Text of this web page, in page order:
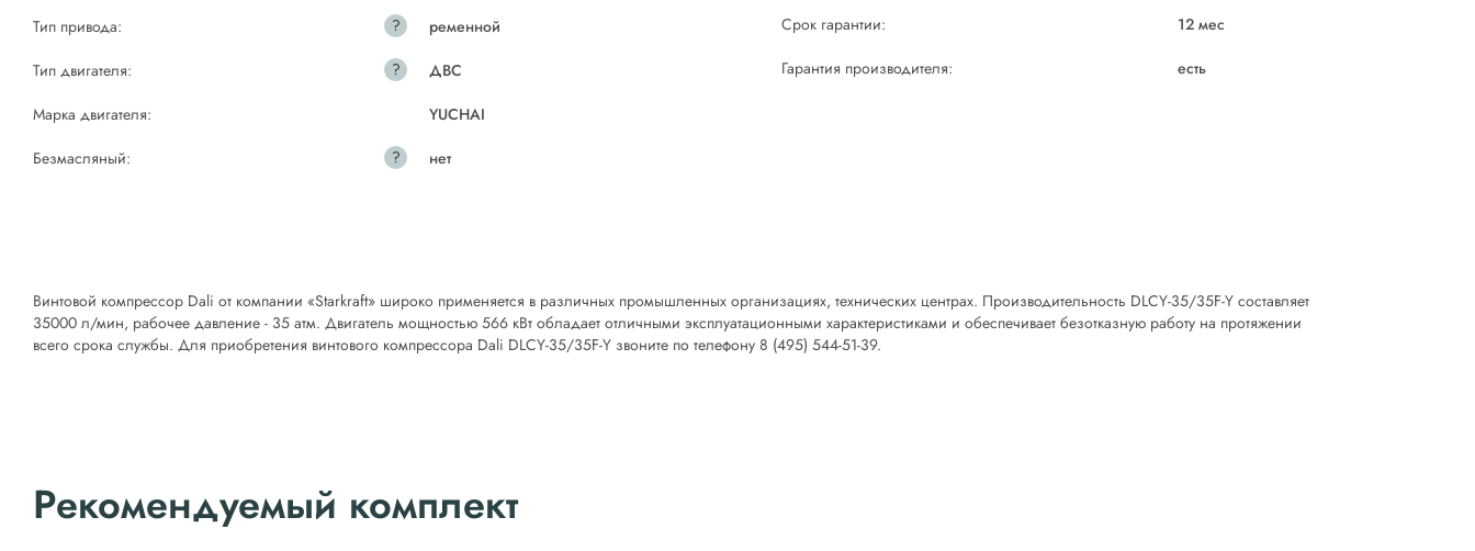
Тип привода: ?
ременной
Тип двигателя:
?
ДВС
Марка двигателя:
YUCHAI
Безмасляный:
? нет
Срок гарантии:
12 мес
Гарантия производителя:
есть
Винтовой компрессор Dali от компании «Starkraft» широко применяется в различных промышленных организациях, технических центрах. Производительность DLCY-35/35F-Y составляет
35000 л/мин, рабочее давление - 35 атм. Двигатель мощностью 566 кВт обладает отличными эксплуатационными характеристиками и обеспечивает безотказную работу на протяжении
всего срока службы. Для приобретения винтового компрессора Dali DLCY-35/35F-Y звоните по телефону 8 (495) 544-51-39.
Рекомендуемый комплект